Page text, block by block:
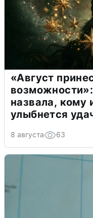
«Август
назвала, кому
улыбнется
8 августа 63